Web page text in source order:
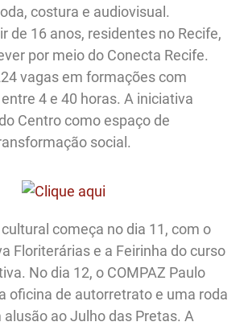
costura e audiovisual.
de 16 anos, residentes no Recife,
por meio do Conecta Recife.
vagas em formações com
4 e 40 horas. A iniciativa
Centro como espaço de
social.
começa no dia 11, com o
Floriterárias e a Feirinha do curso
No dia 12, o COMPAZ Paulo
oficina de autorretrato e uma roda
ao Julho das Pretas. A